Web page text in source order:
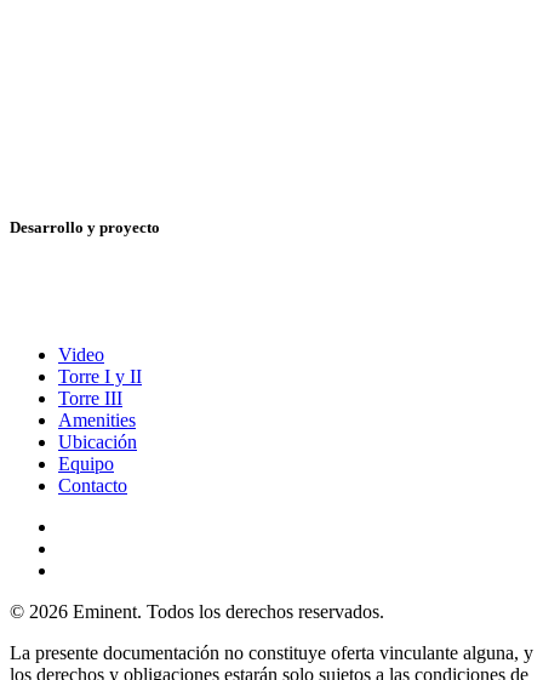
Desarrollo y proyecto
Video
Torre I y II
Torre III
Amenities
Ubicación
Equipo
Contacto
© 2026 Eminent. Todos los derechos reservados.
La presente documentación no constituye oferta vinculante alguna, y
los derechos y obligaciones estarán solo sujetos a las condiciones de